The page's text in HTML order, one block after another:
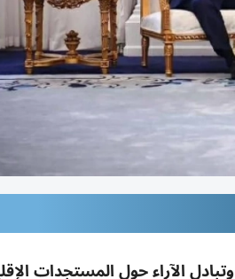
الآراء حول المستجدات